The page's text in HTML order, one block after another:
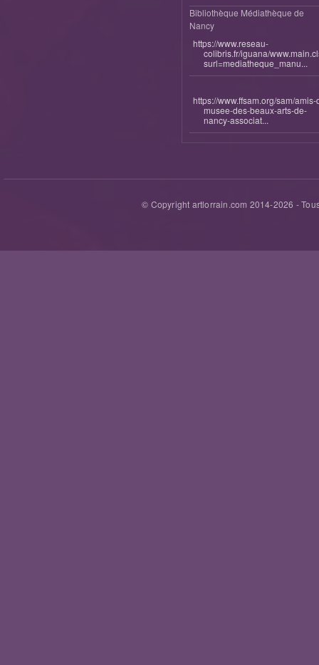
Bibliothèque Médiathèque de
Nancy
https://www.reseau-
colibris.fr/iguana/
surl=mediatheque_manu...
https://www.ffsam.org/sam/amis-
musee-des-beaux-arts-de-
nancy-associat...
© Copyright artlorrain.com 2014-2026 -